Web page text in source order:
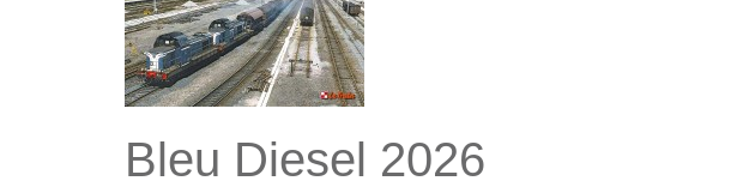
Bleu Diesel 2026